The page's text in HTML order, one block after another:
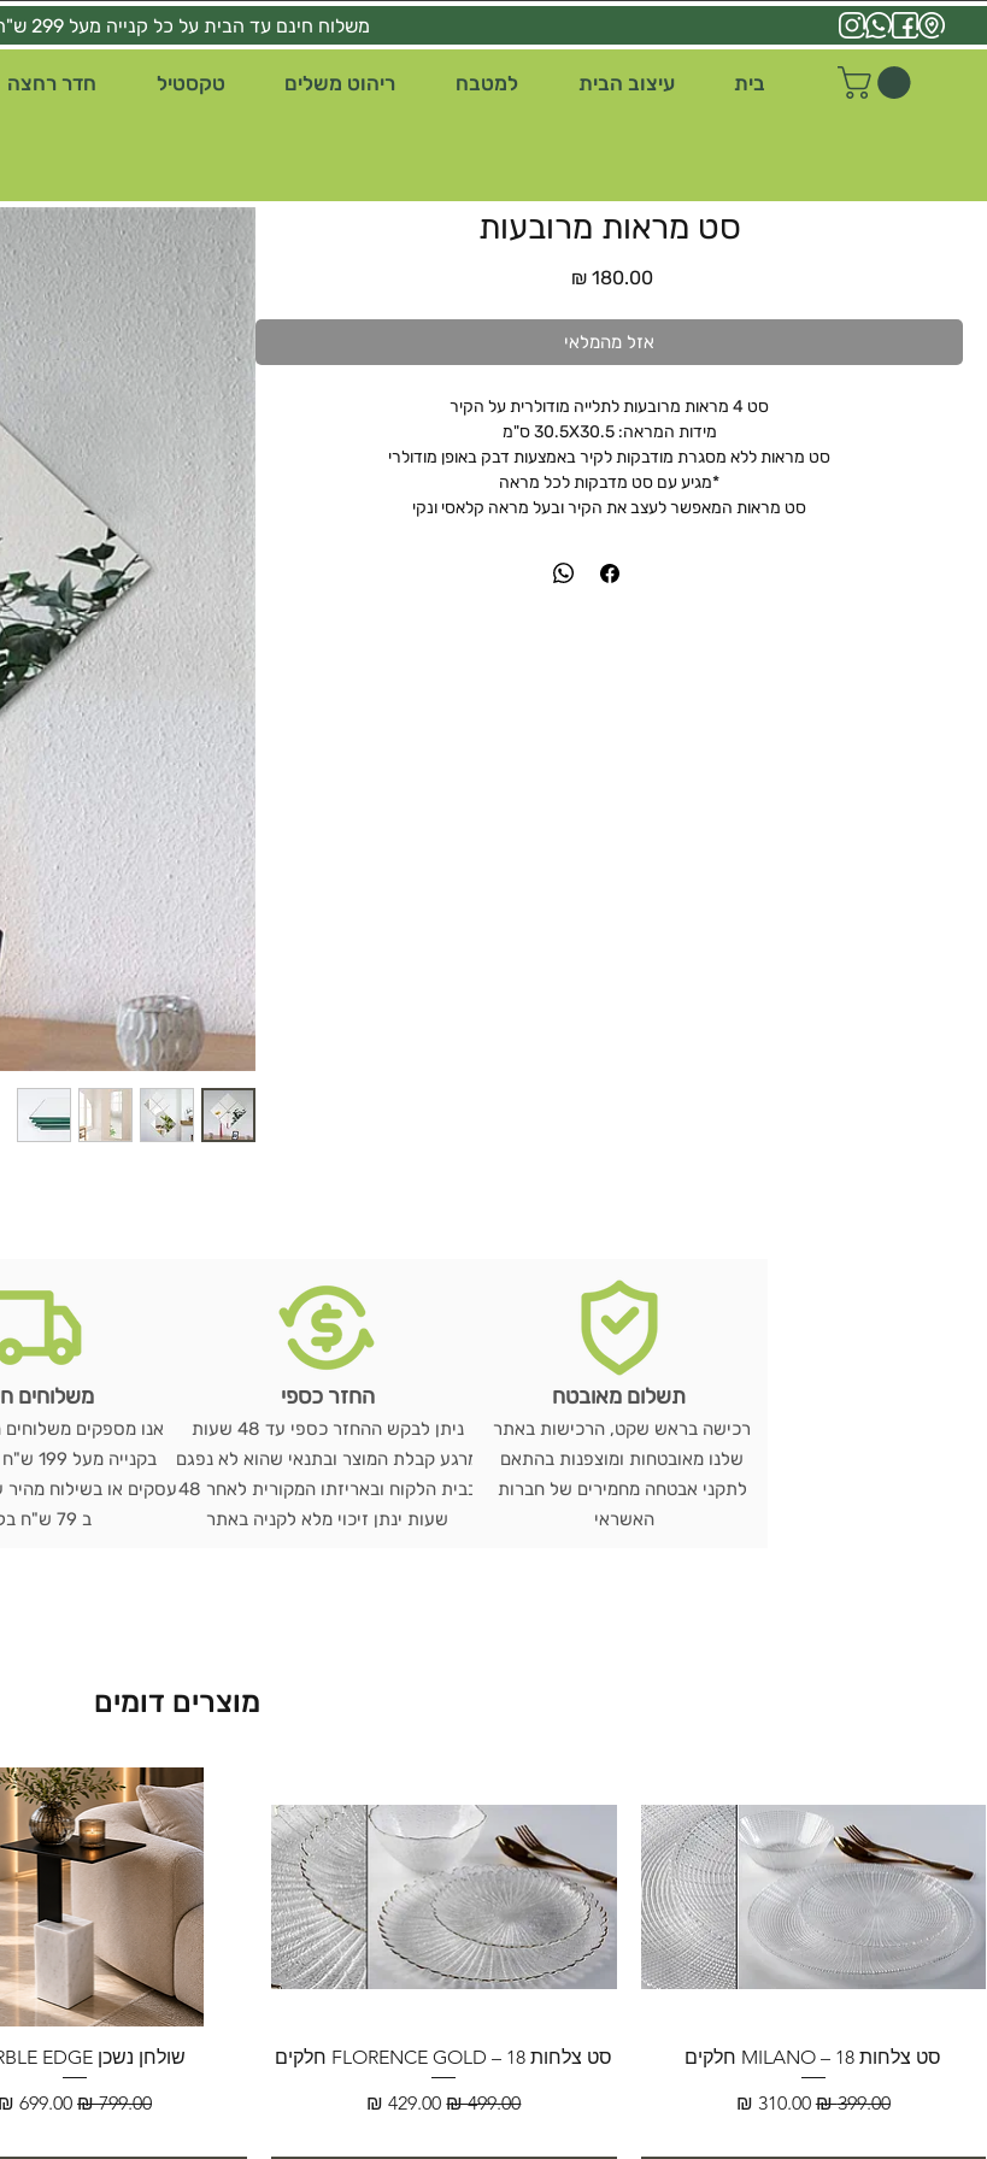
משלוח חינם עד הבית על כל קנייה מעל 299 ש"ח
בית עיצוב הבית למטבח ריהוט משלים טקסטיל חדר רחצה
סט מראות מרובעות
מחיר
אזל מהמלאי
סט 4 מראות מרובעות לתלייה מודולרית על הקיר
מידות המראה: 30.5X30.5 ס"מ
סט מראות ללא מסגרת מודבקות לקיר באמצעות דבק באופן מודולרי
*מגיע עם סט מדבקות לכל מראה
סט מראות המאפשר לעצב את הקיר ובעל מראה קלאסי ונקי
משלוחים
אנו מספקים משלוחים
ב 79 ש"ח בלבד.
החזר כספי
ניתן לבקש ההחזר כספי עד 48 שעות
מרגע קבלת המוצר ובתנאי שהוא לא נפגם
בבית הלקוח ובאריזתו המקורית לאחר 48
שעות ינתן זיכוי מלא לקניה באתר
תשלום מאובטח
רכישה בראש שקט, הרכישות באתר
שלנו מאובטחות ומוצפנות בהתאם
לתקני אבטחה מחמירים של חברות
האשראי
מוצרים דומים
סט צלחות MILANO – 18 חלקים
מחיר רגיל‏399.00 ‏₪ מחיר מבצע‏310.00 ‏₪
סט צלחות FLORENCE GOLD – 18 חלקים
מחיר רגיל‏499.00 ‏₪ מחיר מבצע
שולחן נשכן MARBLE EDGE
מחיר רגיל‏799.00 ‏₪ מחיר‏699.00 ‏₪